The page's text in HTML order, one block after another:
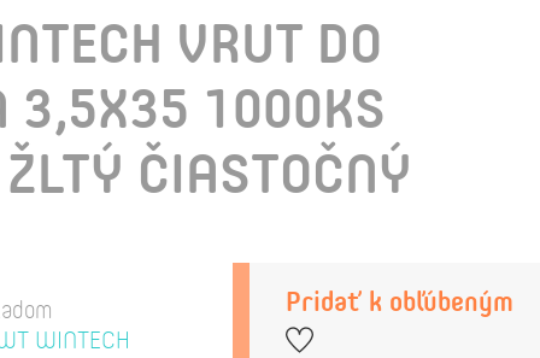
VRUT DO
3,5X35 1000KS
ČIASTOČNÝ
WINTECH
Pridať k obľúbeným